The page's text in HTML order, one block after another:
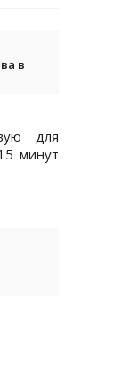
в
для
минут